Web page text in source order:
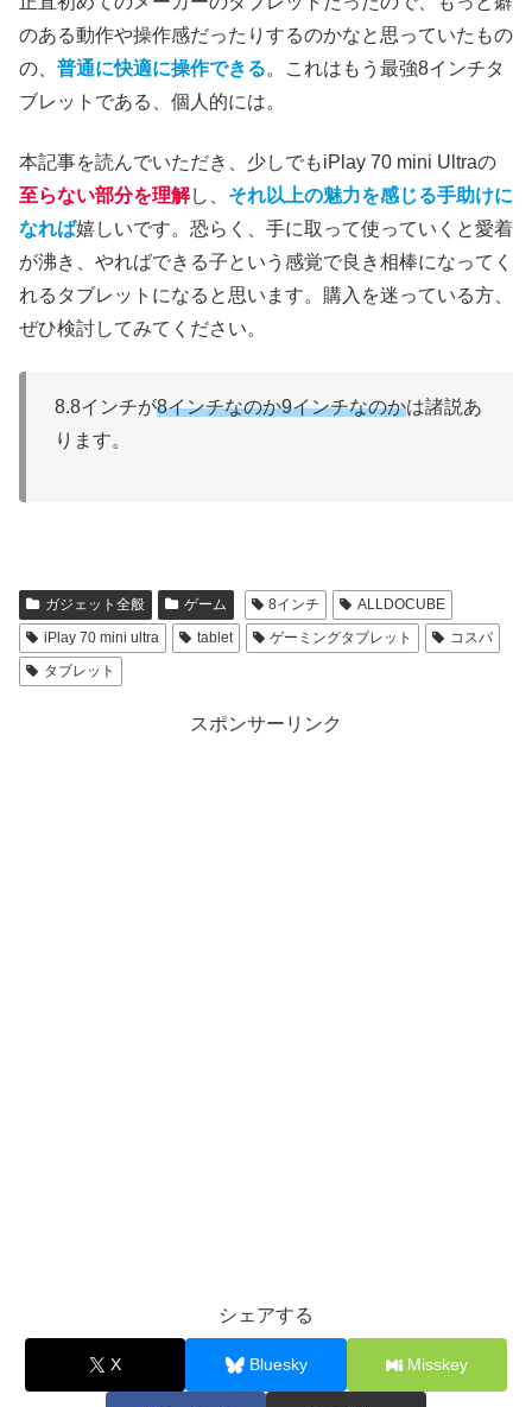
のある動作や操作感だったりするのかなと思っていたもの
の、 普通に快適に操作できる。これはもう最強8インチタ
ブレットである、個人的には。
本記事を読んでいただき、少しでもiPlay 70 mini Ultraの
至らない部分を理解し、 それ以上の魅力を感じる手助けに
なれば嬉しいです。恐らく、手に取って使っていくと愛着
が沸き、やればできる子という感覚で良き相棒になってく
れるタブレットになると思います。購入を迷っている方、
ぜひ検討してみてください。
8.8インチが8インチなのか9インチなのかは諸説あ
ります。
ガジェット全般 ゲーム 8インチ
ALLDOCUBE
iPlay 70 mini ultra
tablet ゲーミングタブレット
コスパ
タブレット
スポンサーリンク
シェアする
X Bluesky Misskey